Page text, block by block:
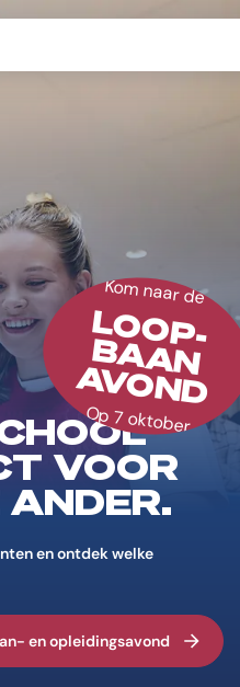
VOOR
ANDER.
en ontdek welke
en opleidingsavond
Kom naar de
LOOP-
BAAN
AVOND
Op 7 oktober